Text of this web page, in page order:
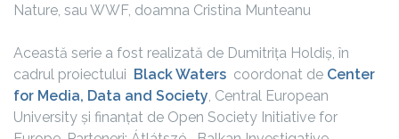
Nature, sau WWF, doamna Cristina Munteanu
Această serie a fost realizată de Dumitrița Holdiș, în
cadrul proiectului Black Waters coordonat de Center
for Media, Data and Society, Central European
University și finanțat de Open Society Initiative for